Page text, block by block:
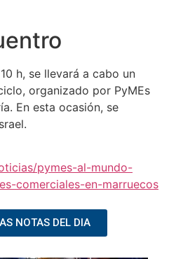
h, se llevará a cabo un
organizado por PyMEs
En esta ocasión, se
pymes-al-mundo-
comerciales-en-marruecos
NOTAS DEL DIA